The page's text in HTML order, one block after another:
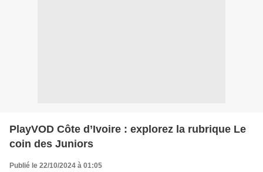
PlayVOD Côte d’Ivoire : explorez la rubrique Le
coin des Juniors
Publié le 22/10/2024 à 01:05